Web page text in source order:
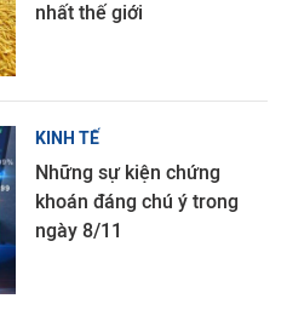
nhất thế giới
KINH TẾ
Những sự kiện chứng
khoán đáng chú ý trong
ngày 8/11